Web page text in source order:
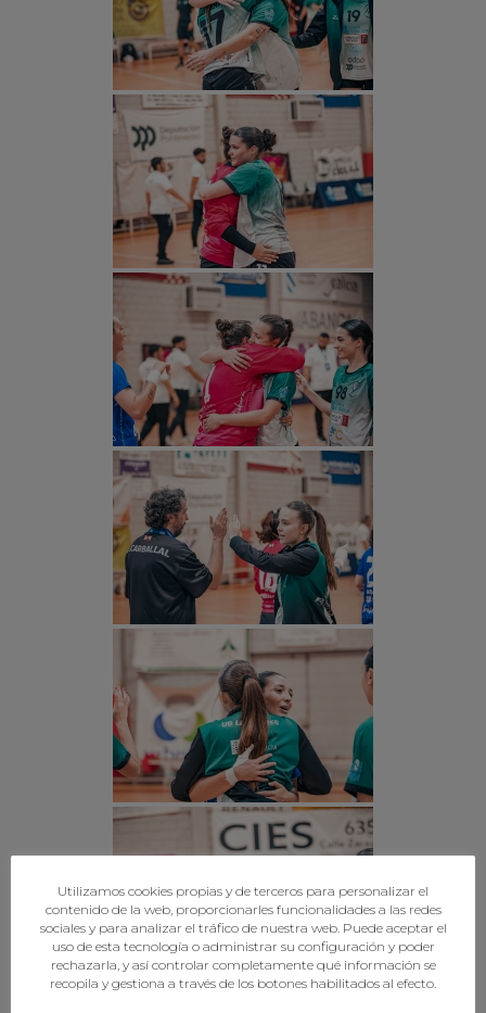
Utilizamos cookies propias y de terceros para personalizar el
contenido de la web, proporcionarles funcionalidades a las redes
sociales y para analizar el tráfico de nuestra web. Puede aceptar el
uso de esta tecnología o administrar su configuración y poder
rechazarla, y así controlar completamente qué información se
recopila y gestiona a través de los botones habilitados al efecto.